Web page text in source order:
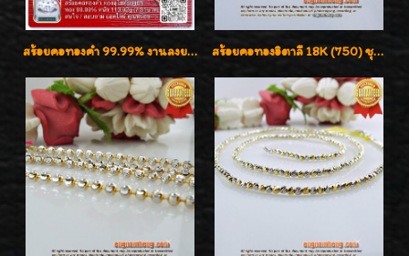
สร้อยคอทองคำ 99.99% งานลงยาสุโขทัยแท้ งานช่างทองโบราณ หรูหรา น่าสะสมค่ะ สร้อยคอทองอิตาลี 18K (750) ชุบ 3 สี แกะลายสวยรุ่นใหม่ ลายละเอียดเงาวิบวับค่ะ